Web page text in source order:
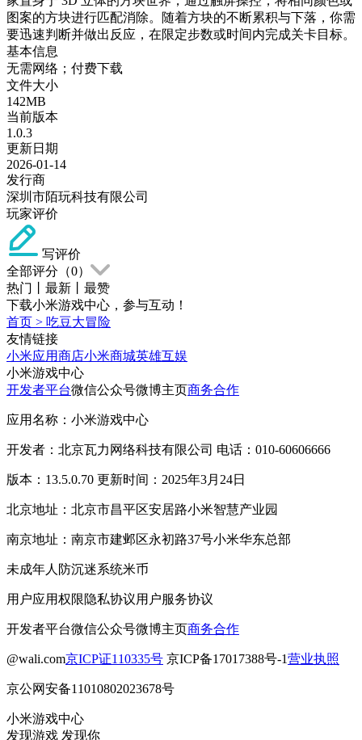
图案的方块进行匹配消除。随着方块的不断累积与下落，你需
要迅速判断并做出反应，在限定步数或时间内完成关卡目标。
基本信息
无需网络；付费下载
文件大小
142MB
当前版本
1.0.3
更新日期
2026-01-14
发行商
深圳市陌玩科技有限公司
玩家评价
写评价
全部评分（0）
热门
最新
最赞
下载小米游戏中心，参与互动！
首页 > 吃豆大冒险
友情链接
小米应用商店小米商城英雄互娱
小米游戏中心
开发者平台微信公众号微博主页商务合作
应用名称：小米游戏中心
开发者：北京瓦力网络科技有限公司 电话：010-60606666
版本：13.5.0.70 更新时间：2025年3月24日
北京地址：北京市昌平区安居路小米智慧产业园
南京地址：南京市建邺区永初路37号小米华东总部
未成年人防沉迷系统米币
用户应用权限隐私协议用户服务协议
开发者平台微信公众号微博主页商务合作
@wali.com京ICP证110335号 京ICP备17017388号-1营业执照
京公网安备11010802023678号
小米游戏中心
发现游戏 发现你